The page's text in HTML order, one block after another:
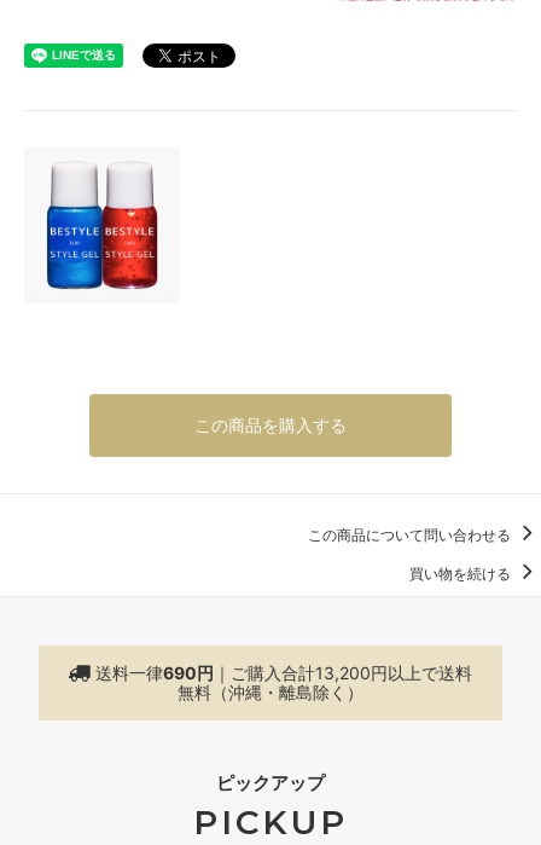
この商品を購入する
この商品について問い合わせる
買い物を続ける
送料一律690円 ｜ご購入合計13,200円以上で送料
無料（沖縄・離島除く）
ピックアップ
PICKUP